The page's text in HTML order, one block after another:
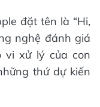
đặt tên là “Hi,
nghệ đánh giá
vi xử lý của con
thứ dự kiến